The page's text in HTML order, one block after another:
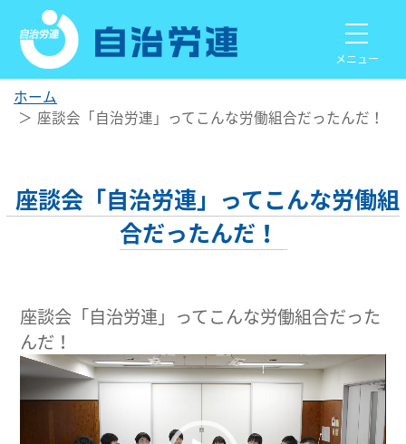
メニュー
ホーム
座談会「自治労連」ってこんな労働組合だったんだ！
座談会「自治労連」ってこんな労働組
合だったんだ！
座談会「自治労連」ってこんな労働組合だった
んだ！
動
画